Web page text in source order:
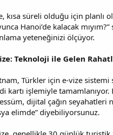
kısa süreli olduğu için planlı
Hanoi’de kalacak
yeteneğinizi ölçüyor.
Teknoloji ile Gelen
Türkler için e-vize
kartı işlemiyle
dijital çağın seyahatleri
elimde” diyebiliyorsunuz.